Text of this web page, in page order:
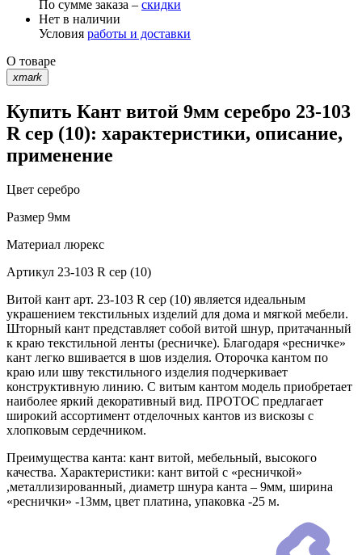
По сумме заказа – скидки
Нет в наличии
Условия работы и доставки
О товаре
xmark
Купить Кант витой 9мм серебро 23-103
R сер (10): характеристики, описание,
применение
Цвет серебро
Размер 9мм
Материал люрекс
Артикул 23-103 R сер (10)
Витой кант арт. 23-103 R сер (10) является идеальным
украшением текстильных изделий для дома и мягкой мебели.
Шторный кант представляет собой витой шнур, притачанный
к краю текстильной ленты (ресничке). Благодаря «ресничке»
кант легко вшивается в шов изделия. Оторочка кантом по
краю или шву текстильного изделия подчеркивает
конструктивную линию. С витым кантом модель приобретает
наиболее яркий декоративный вид. ПРОТОС предлагает
широкий ассортимент отделочных кантов из вискозы с
хлопковым сердечником.
Преимущества канта: кант витой, мебельный, высокого
качества. Характеристики: кант витой с «ресничкой»
,металлизированный, диаметр шнура канта – 9мм, ширина
«реснички» -13мм, цвет платина, упаковка -25 м.